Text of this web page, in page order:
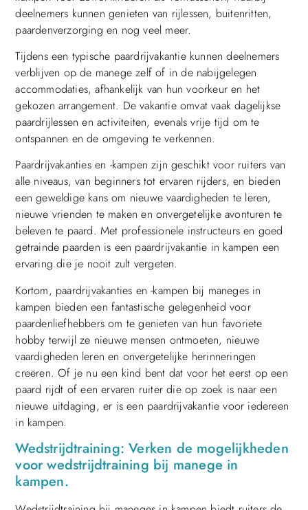
deelnemers kunnen genieten van rijlessen, buitenritten,
paardenverzorging en nog veel meer.
Tijdens een typische paardrijvakantie kunnen deelnemers
verblijven op de manege zelf of in de nabijgelegen
accommodaties, afhankelijk van hun voorkeur en het
gekozen arrangement. De vakantie omvat vaak dagelijkse
paardrijlessen en activiteiten, evenals vrije tijd om te
ontspannen en de omgeving te verkennen.
Paardrijvakanties en -kampen zijn geschikt voor ruiters van
alle niveaus, van beginners tot ervaren rijders, en bieden
een geweldige kans om nieuwe vaardigheden te leren,
nieuwe vrienden te maken en onvergetelijke avonturen te
beleven te paard. Met professionele instructeurs en goed
getrainde paarden is een paardrijvakantie in kampen een
ervaring die je nooit zult vergeten.
Kortom, paardrijvakanties en -kampen bij maneges in
kampen bieden een fantastische gelegenheid voor
paardenliefhebbers om te genieten van hun favoriete
hobby terwijl ze nieuwe mensen ontmoeten, nieuwe
vaardigheden leren en onvergetelijke herinneringen
creëren. Of je nu een kind bent dat voor het eerst op een
paard rijdt of een ervaren ruiter die op zoek is naar een
nieuwe uitdaging, er is een paardrijvakantie voor iedereen
in kampen.
Wedstrijdtraining: Verken de mogelijkheden
voor wedstrijdtraining bij manege in
kampen.